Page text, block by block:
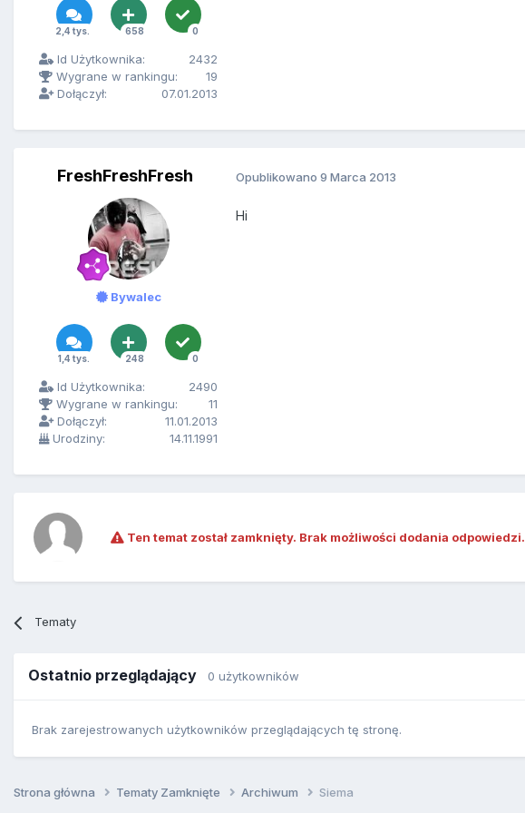
2,4 tys. 658 0
Id Użytkownika:
2432
Wygrane w rankingu:
19
Dołączył:
07.01.2013
FreshFreshFresh
Bywalec
1,4 tys. 248 0
Id Użytkownika:
2490
Wygrane w rankingu:
11
Dołączył:
11.01.2013
Urodziny:
14.11.1991
Opublikowano 9 Marca 2013
Hi
Ten temat został zamknięty. Brak możliwości dodania odpowiedzi.
Tematy
Ostatnio przeglądający 0 użytkowników
Brak zarejestrowanych użytkowników przeglądających tę stronę.
Strona główna Tematy Zamknięte Archiwum Siema